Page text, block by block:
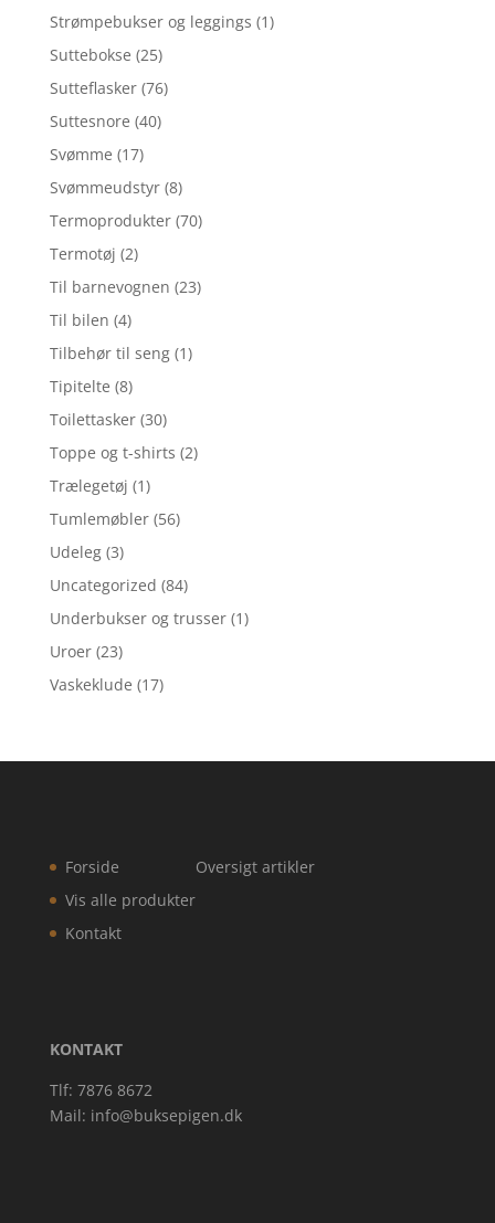
Strømpebukser og leggings (1)
Suttebokse (25)
Sutteflasker (76)
Suttesnore (40)
Svømme (17)
Svømmeudstyr (8)
Termoprodukter (70)
Termotøj (2)
Til barnevognen (23)
Til bilen (4)
Tilbehør til seng (1)
Tipitelte (8)
Toilettasker (30)
Toppe og t-shirts (2)
Trælegetøj (1)
Tumlemøbler (56)
Udeleg (3)
Uncategorized (84)
Underbukser og trusser (1)
Uroer (23)
Vaskeklude (17)
Forside
Vis alle produkter
Kontakt
Oversigt artikler
KONTAKT
Tlf: 7876 8672
Mail: info@buksepigen.dk